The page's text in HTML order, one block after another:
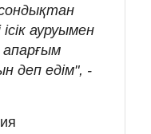
ауруымен
апарғым
деп едім", -